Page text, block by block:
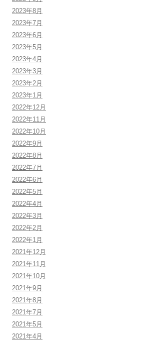
2023年8月
2023年7月
2023年6月
2023年5月
2023年4月
2023年3月
2023年2月
2023年1月
2022年12月
2022年11月
2022年10月
2022年9月
2022年8月
2022年7月
2022年6月
2022年5月
2022年4月
2022年3月
2022年2月
2022年1月
2021年12月
2021年11月
2021年10月
2021年9月
2021年8月
2021年7月
2021年5月
2021年4月